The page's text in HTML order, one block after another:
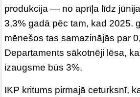
produkcija — no aprīļa līdz
3,3% gadā pēc tam, kad 2025.
mēnešos tas samazinājās par
Departaments sākotnēji lēsa,
izaugsme būs 3%.
IKP kritums pirmajā ceturksnī,